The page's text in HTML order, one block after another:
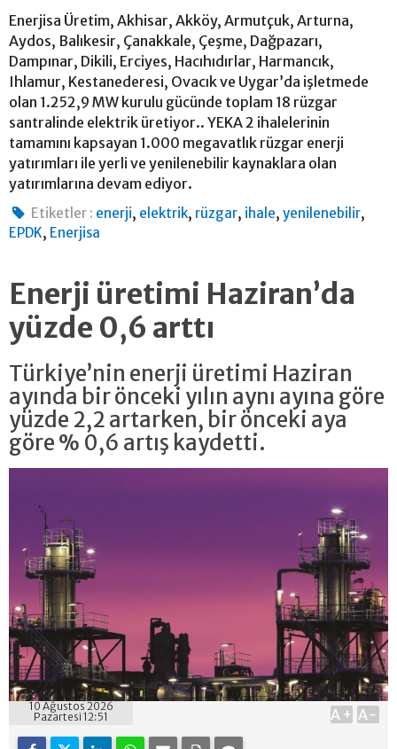
Enerjisa Üretim, Akhisar, Akköy, Armutçuk, Arturna,
Aydos, Balıkesir, Çanakkale, Çeşme, Dağpazarı,
Dampınar, Dikili, Erciyes, Hacıhıdırlar, Harmancık,
Ihlamur, Kestanederesi, Ovacık ve Uygar’da işletmede
olan 1.252,9 MW kurulu gücünde toplam 18 rüzgar
santralinde elektrik üretiyor.. YEKA 2 ihalelerinin
tamamını kapsayan 1.000 megavatlık rüzgar enerji
yatırımları ile yerli ve yenilenebilir kaynaklara olan
yatırımlarına devam ediyor.
Etiketler : enerji, elektrik, rüzgar, ihale,yenilenebilir,
EPDK, Enerjisa
Enerji üretimi Haziran’da
yüzde 0,6 arttı
Türkiye’nin enerji üretimi Haziran
ayında bir önceki yılın aynı ayına göre
yüzde 2,2 artarken, bir önceki aya
göre % 0,6 artış kaydetti.
10 Ağustos 2026
Pazartesi 12:51
A+ A-